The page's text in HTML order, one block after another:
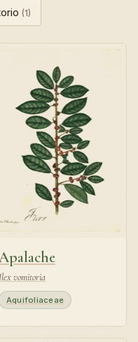
(1)
vomitoria
Aquifoliaceae